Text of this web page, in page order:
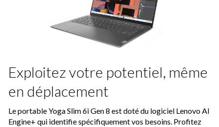
Exploitez votre potentiel, même
en déplacement
Le portable Yoga Slim 6i Gen 8 est doté du logiciel Lenovo AI
Engine+ qui identifie spécifiquement vos besoins. Profitez